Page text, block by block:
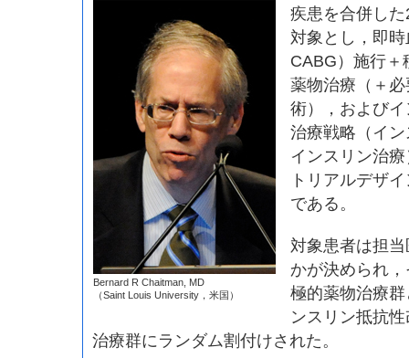
Bernard R Chaitman, MD
（Saint Louis University，米国）
疾患を合併し
対象とし，即
CABG）施行＋
薬物治療（＋
術），および
治療戦略（イ
インスリン治
トリアルデザ
である。
対象患者は担
かが決められ
極的薬物治療
ンスリン抵抗
治療群にランダム割付けされた。